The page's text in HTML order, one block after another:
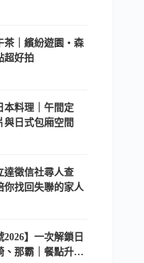
茶｜繽紛遊園・森
超好拍
本料理｜午間定
與日式包廂空間
達徵信社尋人查
你找回失聯的家人
2026】一次解鎖日
、那霸｜餐點升